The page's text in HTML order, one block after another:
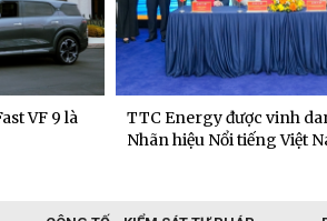
VF 9 là
TTC Energy được vinh
Nhãn hiệu Nổi tiếng Việt